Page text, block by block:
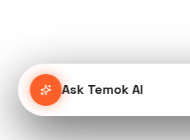
Ask Temok AI